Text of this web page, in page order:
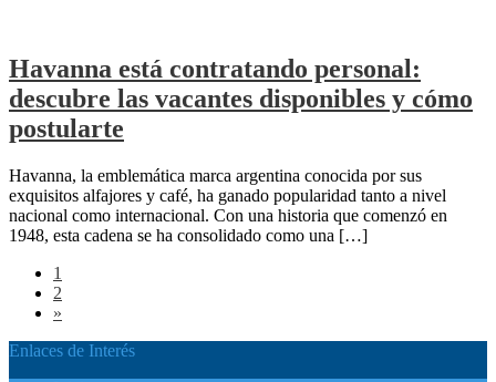
Havanna está contratando personal:
descubre las vacantes disponibles y cómo
postularte
Havanna, la emblemática marca argentina conocida por sus
exquisitos alfajores y café, ha ganado popularidad tanto a nivel
nacional como internacional. Con una historia que comenzó en
1948, esta cadena se ha consolidado como una […]
1
2
»
Enlaces de Interés